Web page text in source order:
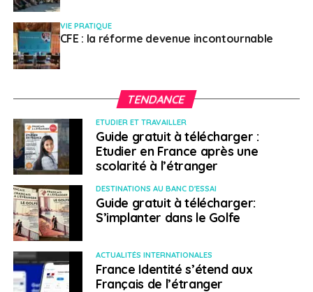
VIE PRATIQUE
CFE : la réforme devenue incontournable
TENDANCE
ETUDIER ET TRAVAILLER
Guide gratuit à télécharger :
Etudier en France après une
scolarité à l’étranger
DESTINATIONS AU BANC D'ESSAI
Guide gratuit à télécharger:
S’implanter dans le Golfe
ACTUALITÉS INTERNATIONALES
France Identité s’étend aux
Français de l’étranger